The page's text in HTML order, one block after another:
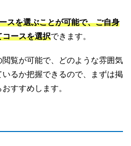
スを選ぶことが可能で、ご自身
コースを選択できます。
覧が可能で、どのような雰囲気
るか把握できるので、まずは掲
すすめします。